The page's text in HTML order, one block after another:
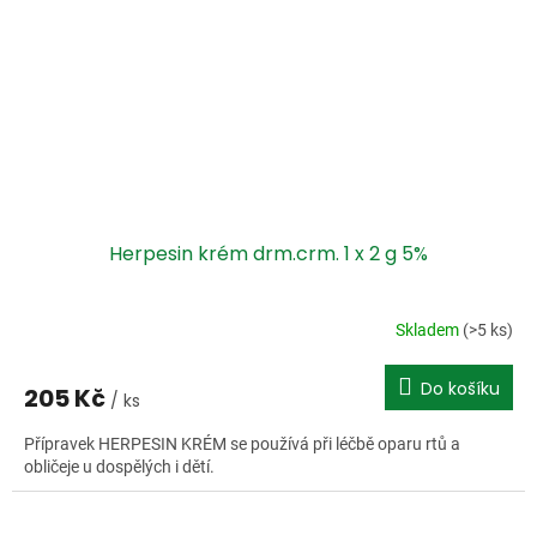
Herpesin krém drm.crm. 1 x 2 g 5%
Skladem (>5 ks)
205 Kč / ks Do košíku
Přípravek HERPESIN KRÉM se používá při léčbě oparu rtů a
obličeje u dospělých i dětí.